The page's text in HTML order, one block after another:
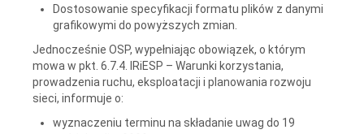
Dostosowanie specyfikacji formatu plików z danymi
grafikowymi do powyższych zmian.
Jednocześnie OSP, wypełniając obowiązek, o którym
mowa w pkt. 6.7.4. IRiESP – Warunki korzystania,
prowadzenia ruchu, eksploatacji i planowania rozwoju
sieci, informuje o:
wyznaczeniu terminu na składanie uwag do 19